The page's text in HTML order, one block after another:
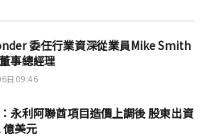
委任行業資深從業員Mike Smith
事總經理
日 09:46
永利阿聯酋項目造價上調後 股東出資
億美元